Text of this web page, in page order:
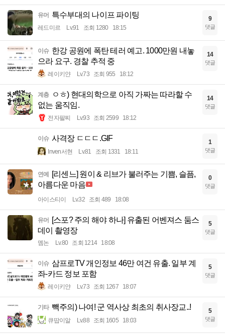
유머 특수부대의 나이프 파이팅
레드미르 Lv.91 조회 1280 18:15
9
댓글
이슈 한강 공원에 폭탄 테러 예고. 1000만원 내놓
으라 요구. 경찰 추적 중
레이키얀 Lv.73 조회 955 18:12
14
댓글
계층
ㅇㅎ) 현대의학으로 아직 가짜는 따라할 수
없는 움직임.
전자팔찌 Lv.93 조회 2599 18:12
14
댓글
이슈 사격장 ㄷㄷㄷ.GIF
Inven서현 Lv.81 조회 1331 18:11
1
댓글
연예 [리센느] 원이 & 리브가 불러주는 기쁨, 슬픔,
아름다운 마음
아이스티이 Lv.32 조회 489 18:08
0
댓글
유머 [스포? 주의 해야 하나] 유출된 어벤져스 둠스
데이 촬영장
멤논 Lv.80 조회 1214 18:08
5
댓글
이슈 삼프로TV 개인정보 46만 여건 유출. 일부 계
좌-카드 정보 포함
레이키얀 Lv.73 조회 1267 18:07
5
댓글
기타 빽주의) 나여! 군 역사상 최초의 취사장교..!
큐땁이알 Lv.88 조회 1605 18:03
5
댓글